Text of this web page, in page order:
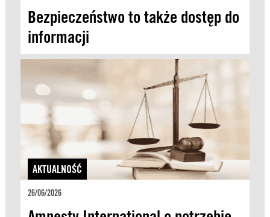
Bezpieczeństwo to także dostęp do
informacji
AKTUALNOŚĆ
26/06/2026